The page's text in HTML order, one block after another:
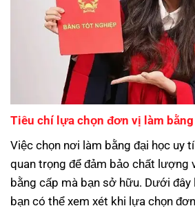
Tiêu chí lựa chọn đơn vị làm
Việc chọn nơi làm bằng đại học uy
quan trọng để đảm bảo chất lượng
bằng cấp mà bạn sở hữu. Dưới
bạn có thể xem xét khi lựa chọn